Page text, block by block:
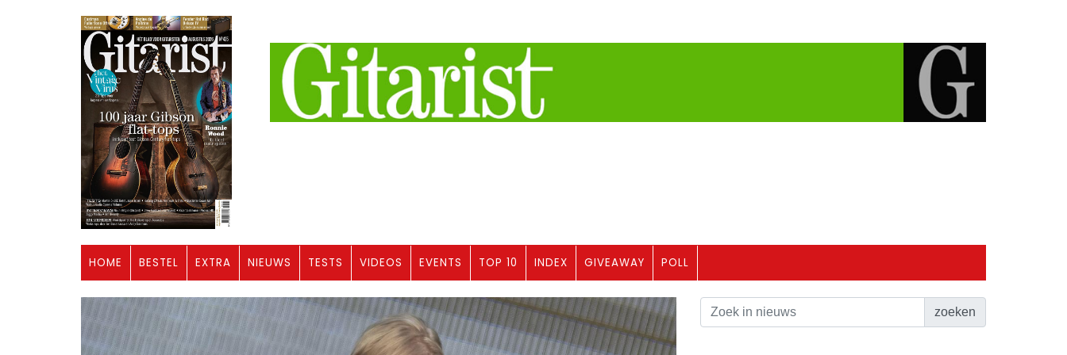
HOME BESTEL EXTRA NIEUWS TESTS VIDEOS EVENTS TOP 10 INDEX GIVEAWAY POLL
zoeken